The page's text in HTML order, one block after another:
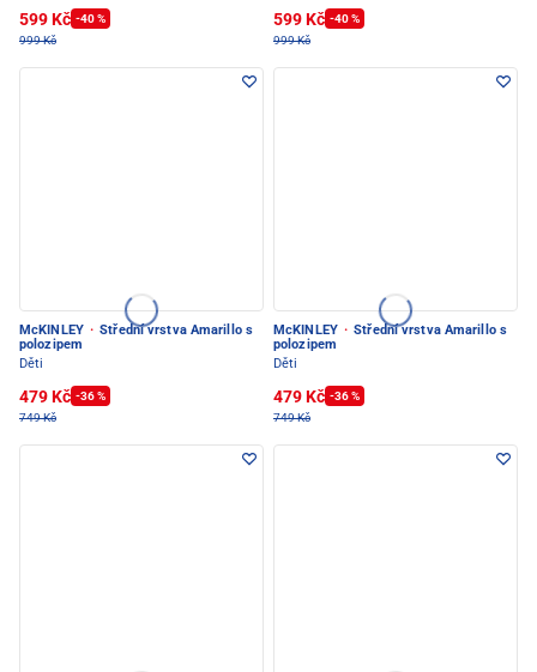
599 Kč -40 %
999 Kč
599 Kč -40 %
999 Kč
McKINLEY · Střední vrstva Amarillo s
polozipem
Děti
479 Kč -36 %
749 Kč
McKINLEY · Střední vrstva Amarillo s
polozipem
Děti
479 Kč -36 %
749 Kč